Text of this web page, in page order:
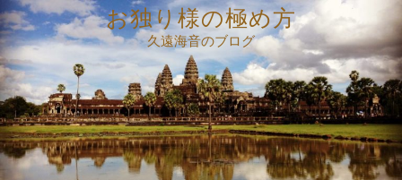
コ
ン
テ
ン
ツ
へ
ス
キ
ッ
お独り様の極め方
久遠海音のブログ